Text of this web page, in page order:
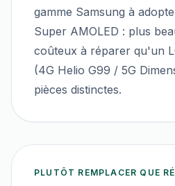
gamme Samsung à
Super AMOLED : plus
coûteux à réparer qu'un
(4G Helio G99 / 5G
pièces distinctes.
PLUTÔT REMPLACER QUE